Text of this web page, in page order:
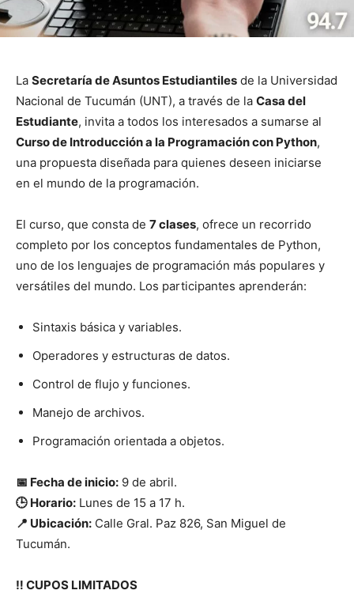
La Secretaría de Asuntos Estudiantiles de la Universidad
Nacional de Tucumán (UNT), a través de la Casa del
Estudiante, invita a todos los interesados a sumarse al
Curso de Introducción a la Programación con Python,
una propuesta diseñada para quienes deseen iniciarse
en el mundo de la programación.
El curso, que consta de 7 clases, ofrece un recorrido
completo por los conceptos fundamentales de Python,
uno de los lenguajes de programación más populares y
versátiles del mundo. Los participantes aprenderán:
Sintaxis básica y variables.
Operadores y estructuras de datos.
Control de flujo y funciones.
Manejo de archivos.
Programación orientada a objetos.
📅 Fecha de inicio: 9 de abril.
🕒 Horario: Lunes de 15 a 17 h.
📍 Ubicación: Calle Gral. Paz 826, San Miguel de
Tucumán.
‼️ CUPOS LIMITADOS